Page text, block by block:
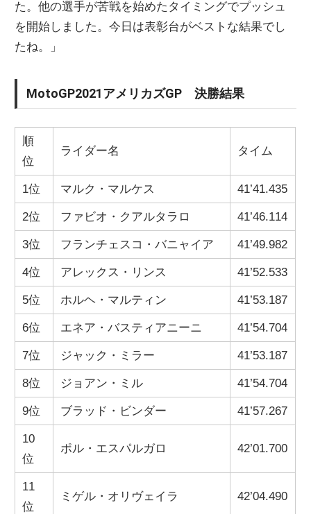
た。他の選手が苦戦を始めたタイミングでプッシュ
を開始しました。今日は表彰台がベストな結果でし
たね。」
MotoGP2021アメリカズGP 決勝結果
順
位
ライダー名 タイム
1位 マルク・マルケス 41’41.435
2位 ファビオ・クアルタラロ 41’46.114
3位 フランチェスコ・バニャイア 41’49.982
4位 アレックス・リンス 41’52.533
5位 ホルヘ・マルティン 41’53.187
6位 エネア・バスティアニーニ 41’54.704
7位 ジャック・ミラー 41’53.187
8位 ジョアン・ミル 41’54.704
9位 ブラッド・ビンダー 41’57.267
10
位
ポル・エスパルガロ 42’01.700
11
位
ミゲル・オリヴェイラ 42’04.490